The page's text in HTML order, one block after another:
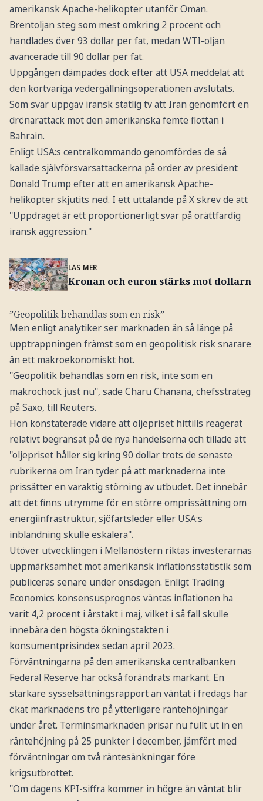
amerikansk Apache-helikopter utanför Oman.
Brentoljan steg som mest omkring 2 procent och
handlades över 93 dollar per fat, medan WTI-oljan
avancerade till 90 dollar per fat.
Uppgången dämpades dock efter att USA meddelat att
den kortvariga vedergällningsoperationen avslutats.
Som svar uppgav iransk statlig tv att Iran genomfört en
drönarattack mot den amerikanska femte flottan i
Bahrain.
Enligt USA:s centralkommando genomfördes de så
kallade självförsvarsattackerna på order av president
Donald Trump efter att en amerikansk Apache-
helikopter skjutits ned. I ett uttalande på X skrev de att
"Uppdraget är ett proportionerligt svar på orättfärdig
iransk aggression."
LÄS MER
Kronan och euron stärks mot dollarn
”Geopolitik behandlas som en risk”
Men enligt analytiker ser marknaden än så länge på
upptrappningen främst som en geopolitisk risk snarare
än ett makroekonomiskt hot.
"Geopolitik behandlas som en risk, inte som en
makrochock just nu", sade Charu Chanana, chefsstrateg
på Saxo, till Reuters.
Hon konstaterade vidare att oljepriset hittills reagerat
relativt begränsat på de nya händelserna och tillade att
"oljepriset håller sig kring 90 dollar trots de senaste
rubrikerna om Iran tyder på att marknaderna inte
prissätter en varaktig störning av utbudet. Det innebär
att det finns utrymme för en större omprissättning om
energiinfrastruktur, sjöfartsleder eller USA:s
inblandning skulle eskalera".
Utöver utvecklingen i Mellanöstern riktas investerarnas
uppmärksamhet mot amerikansk inflationsstatistik som
publiceras senare under onsdagen. Enligt Trading
Economics konsensusprognos väntas inflationen ha
varit 4,2 procent i årstakt i maj, vilket i så fall skulle
innebära den högsta ökningstakten i
konsumentprisindex sedan april 2023.
Förväntningarna på den amerikanska centralbanken
Federal Reserve har också förändrats markant. En
starkare sysselsättningsrapport än väntat i fredags har
ökat marknadens tro på ytterligare räntehöjningar
under året. Terminsmarknaden prisar nu fullt ut in en
räntehöjning på 25 punkter i december, jämfört med
förväntningar om två räntesänkningar före
krigsutbrottet.
"Om dagens KPI-siffra kommer in högre än väntat blir